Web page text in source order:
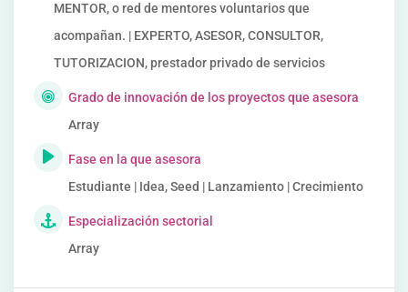
MENTOR, o red de mentores voluntarios que
acompañan. | EXPERTO, ASESOR, CONSULTOR,
TUTORIZACION, prestador privado de servicios
Grado de innovación de los proyectos que asesora
Array
Fase en la que asesora
Estudiante | Idea, Seed | Lanzamiento | Crecimiento
Especialización sectorial
Array